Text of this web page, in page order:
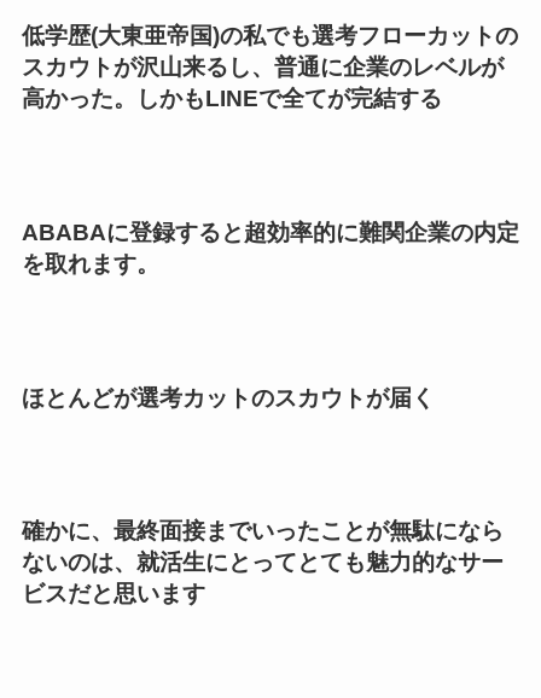
低学歴(大東亜帝国)の私でも選考フローカットの
スカウトが沢山来るし、普通に企業のレベルが
高かった。しかもLINEで全てが完結する
ABABAに登録すると超効率的に難関企業の内定
を取れます。
ほとんどが選考カットのスカウトが届く
確かに、最終面接までいったことが無駄になら
ないのは、就活生にとってとても魅力的なサー
ビスだと思います